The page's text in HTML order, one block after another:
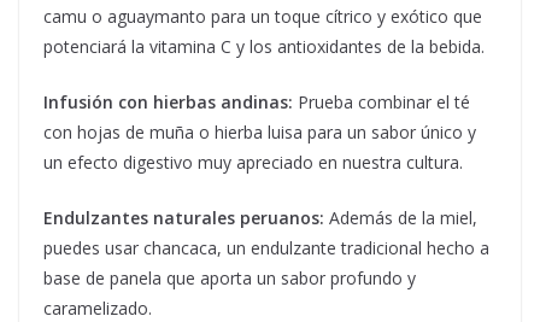
camu o aguaymanto para un toque cítrico y exótico que
potenciará la vitamina C y los antioxidantes de la bebida.
Infusión con hierbas andinas: Prueba combinar el té
con hojas de muña o hierba luisa para un sabor único y
un efecto digestivo muy apreciado en nuestra cultura.
Endulzantes naturales peruanos: Además de la miel,
puedes usar chancaca, un endulzante tradicional hecho a
base de panela que aporta un sabor profundo y
caramelizado.